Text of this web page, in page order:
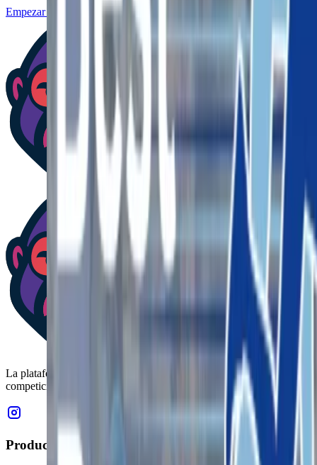
Empezar gratis
La plataforma revolucionaria que conecta organizadores de
competiciones deportivas con atletas de todo el mundo.
Producto